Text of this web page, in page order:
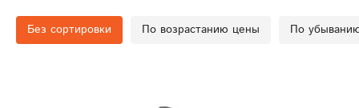
Без сортировки По возрастанию цены По